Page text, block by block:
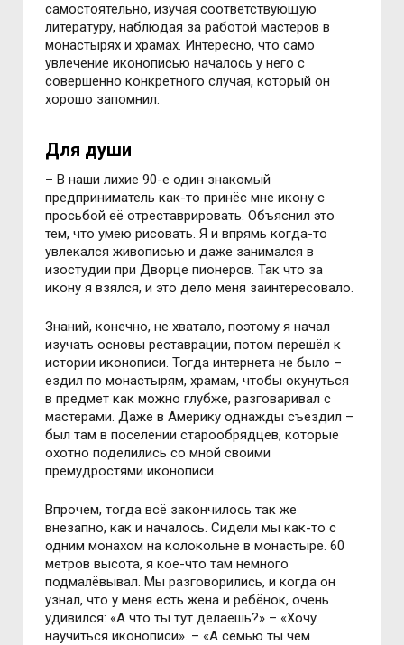
самостоятельно, изучая соответствующую
литературу, наблюдая за работой мастеров в
монастырях и храмах. Интересно, что само
увлечение иконописью началось у него с
совершенно конкретного случая, который он
хорошо запомнил.
Для души
– В наши лихие 90-е один знакомый
предприниматель как-то принёс мне икону с
просьбой её отреставрировать. Объяснил это
тем, что умею рисовать. Я и впрямь когда-то
увлекался живописью и даже занимался в
изостудии при Дворце пионеров. Так что за
икону я взялся, и это дело меня заинтересовало.
Знаний, конечно, не хватало, поэтому я начал
изучать основы реставрации, потом перешёл к
истории иконописи. Тогда интернета не было –
ездил по монастырям, храмам, чтобы окунуться
в предмет как можно глубже, разговаривал с
мастерами. Даже в Америку однажды съездил –
был там в поселении старообрядцев, которые
охотно поделились со мной своими
премудростями иконописи.
Впрочем, тогда всё закончилось так же
внезапно, как и началось. Сидели мы как-то с
одним монахом на колокольне в монастыре. 60
метров высота, я кое-что там немного
подмалёвывал. Мы разговорились, и когда он
узнал, что у меня есть жена и ребёнок, очень
удивился: «А что ты тут делаешь?» – «Хочу
научиться иконописи». – «А семью ты чем